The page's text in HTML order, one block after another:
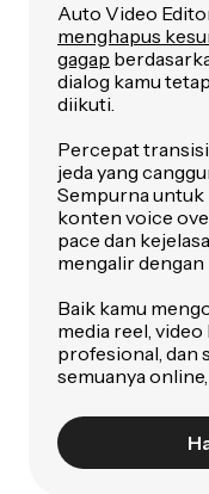
Auto Video
menghapus
gagap
dialog kamu
diikuti.
Percepat
jeda yang
Sempurna untuk
konten voice
pace dan
mengalir dengan
Baik kamu
media reel,
profesional, dan
semuanya